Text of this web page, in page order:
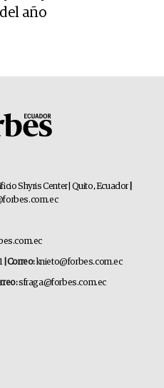
año
Shyris Center | Quito, Ecuador
| Correo:knieto@forbes.com.ec
sfraga@forbes.com.ec